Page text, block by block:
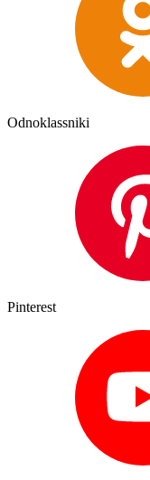
Odnoklassniki
Pinterest